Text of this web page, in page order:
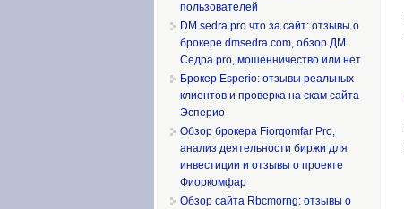
пользователей
DM sedra pro что за сайт: отзывы о
брокере dmsedra com, обзор ДМ
Седра pro, мошенничество или нет
Брокер Esperio: отзывы реальных
клиентов и проверка на скам сайта
Эсперио
Обзор брокера Fiorqomfar Pro,
анализ деятельности биржи для
инвестиции и отзывы о проекте
Фиоркомфар
Обзор сайта Rbcmorng: отзывы о